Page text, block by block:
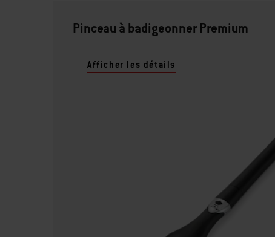
Pinceau à badigeonner Premium
Afficher les détails